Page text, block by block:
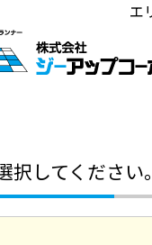
エ
択してください。